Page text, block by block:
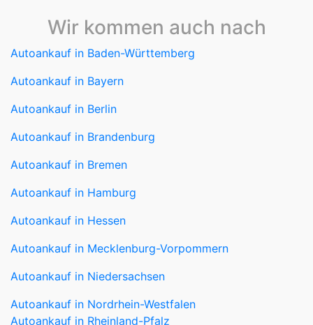
Wir kommen auch nach
Autoankauf in Baden-Württemberg
Autoankauf in Bayern
Autoankauf in Berlin
Autoankauf in Brandenburg
Autoankauf in Bremen
Autoankauf in Hamburg
Autoankauf in Hessen
Autoankauf in Mecklenburg-Vorpommern
Autoankauf in Niedersachsen
Autoankauf in Nordrhein-Westfalen
Autoankauf in Rheinland-Pfalz